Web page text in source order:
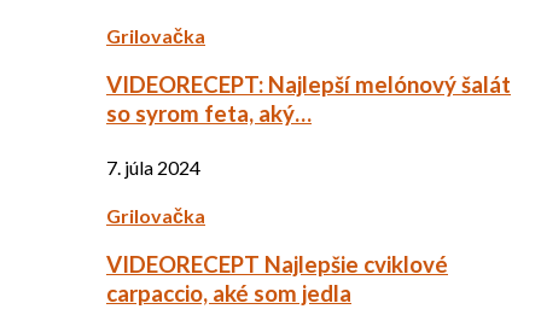
Grilovačka
VIDEORECEPT: Najlepší melónový šalát
so syrom feta, aký…
7. júla 2024
Grilovačka
VIDEORECEPT Najlepšie cviklové
carpaccio, aké som jedla